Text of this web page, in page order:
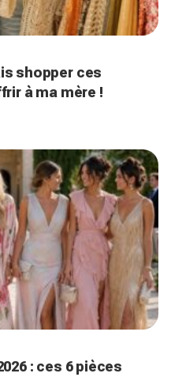
shopper ces
à ma mère !
: ces 6 pièces